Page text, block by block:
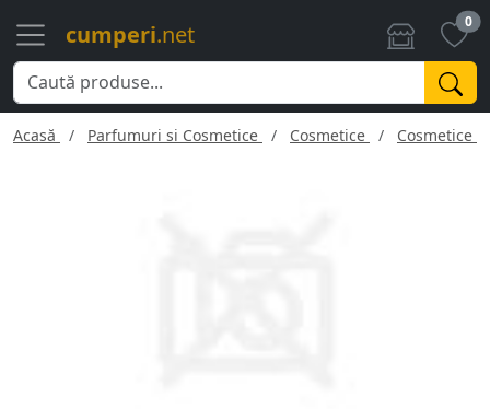
cumperi.net 0
Acasă Parfumuri si Cosmetice Cosmetice Cosmetice